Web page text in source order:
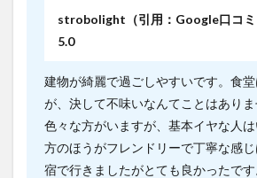
strobolight（引用：Google口コミ
5.0
建物が綺麗で過ごしやすいです。食
が、決して不味いなんてことはあり
色々な方がいますが、基本イヤな人
方のほうがフレンドリーで丁寧な感
宿で行きましたがとても良かったで